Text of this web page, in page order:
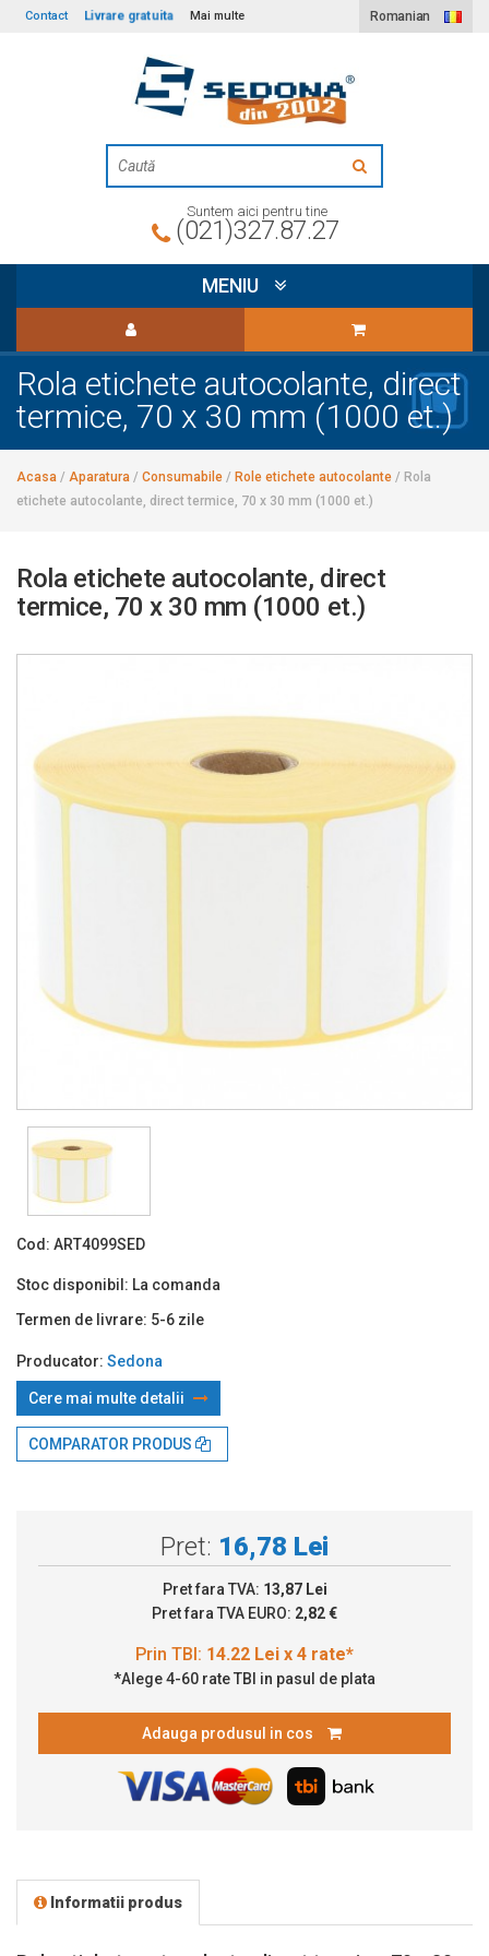
Contact Livrare gratuita Mai multe Romanian
Suntem aici pentru tine
(021)327.87.27
MENIU
Rola etichete autocolante, direct
termice, 70 x 30 mm (1000 et.)
Acasa / Aparatura / Consumabile / Role etichete autocolante / Rola
etichete autocolante, direct termice, 70 x 30 mm (1000 et.)
Rola etichete autocolante, direct
termice, 70 x 30 mm (1000 et.)
Cod: ART4099SED
Stoc disponibil: La comanda
Termen de livrare: 5-6 zile
Producator: Sedona
Cere mai multe detalii
COMPARATOR PRODUS
Pret: 16,78 Lei
Pret fara TVA: 13,87 Lei
Pret fara TVA EURO: 2,82 €
Prin TBI: 14.22 Lei x 4 rate*
*Alege 4-60 rate TBI in pasul de plata
Adauga produsul in cos
Informatii produs